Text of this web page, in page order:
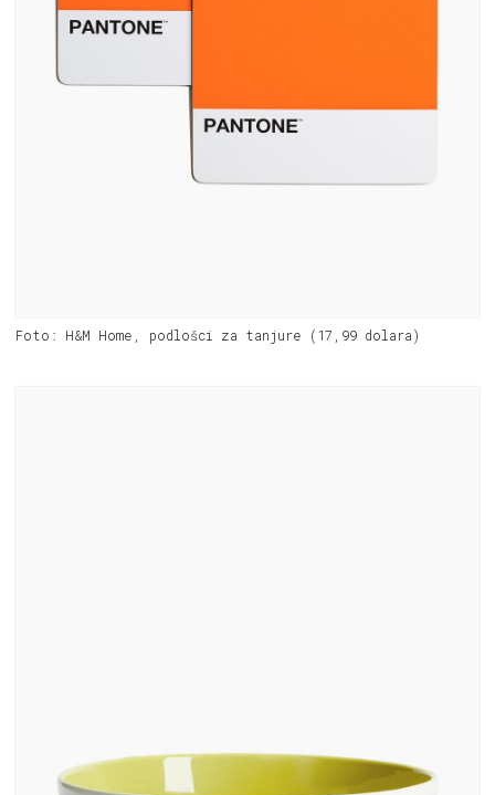
Foto: H&M Home, podlošci za tanjure (17,99 dolara)